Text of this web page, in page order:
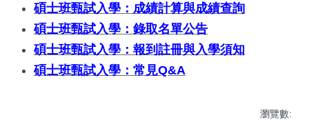
碩士班甄試入學：成績計算與成績查詢
碩士班甄試入學：錄取名單公告
碩士班甄試入學：報到註冊與入學須知
碩士班甄試入學：常見Q&A
瀏覽數: